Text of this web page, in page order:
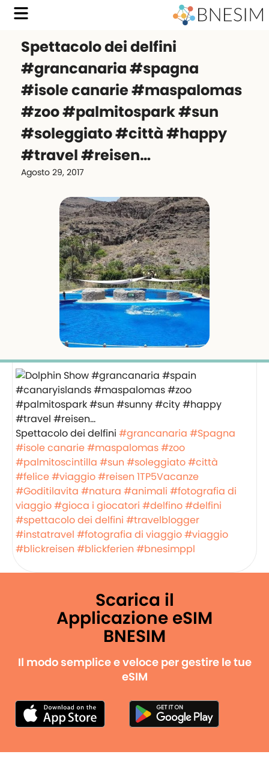
Spettacolo dei delfini
#grancanaria #spagna
#isole canarie #maspalomas
#zoo #palmitospark #sun
#soleggiato #città #happy
#travel #reisen…
Agosto 29, 2017
Spettacolo dei delfini #grancanaria #Spagna
#isole canarie#maspalomas#zoo
#palmitoscintilla #sun #soleggiato#città
#felice#viaggio#reisen 1TP5Vacanze
#Goditilavita #natura #animali #fotografia di
viaggio#gioca i giocatori #delfino#delfini
#spettacolo dei delfini #travelblogger
#instatravel #fotografia di viaggio#viaggio
#blickreisen #blickferien #bnesimppl
Scarica il
Applicazione eSIM
BNESIM
Il modo semplice e veloce per gestire le tue
eSIM